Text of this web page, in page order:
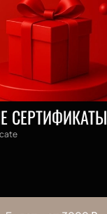
СЕРТИФИКАТЫ